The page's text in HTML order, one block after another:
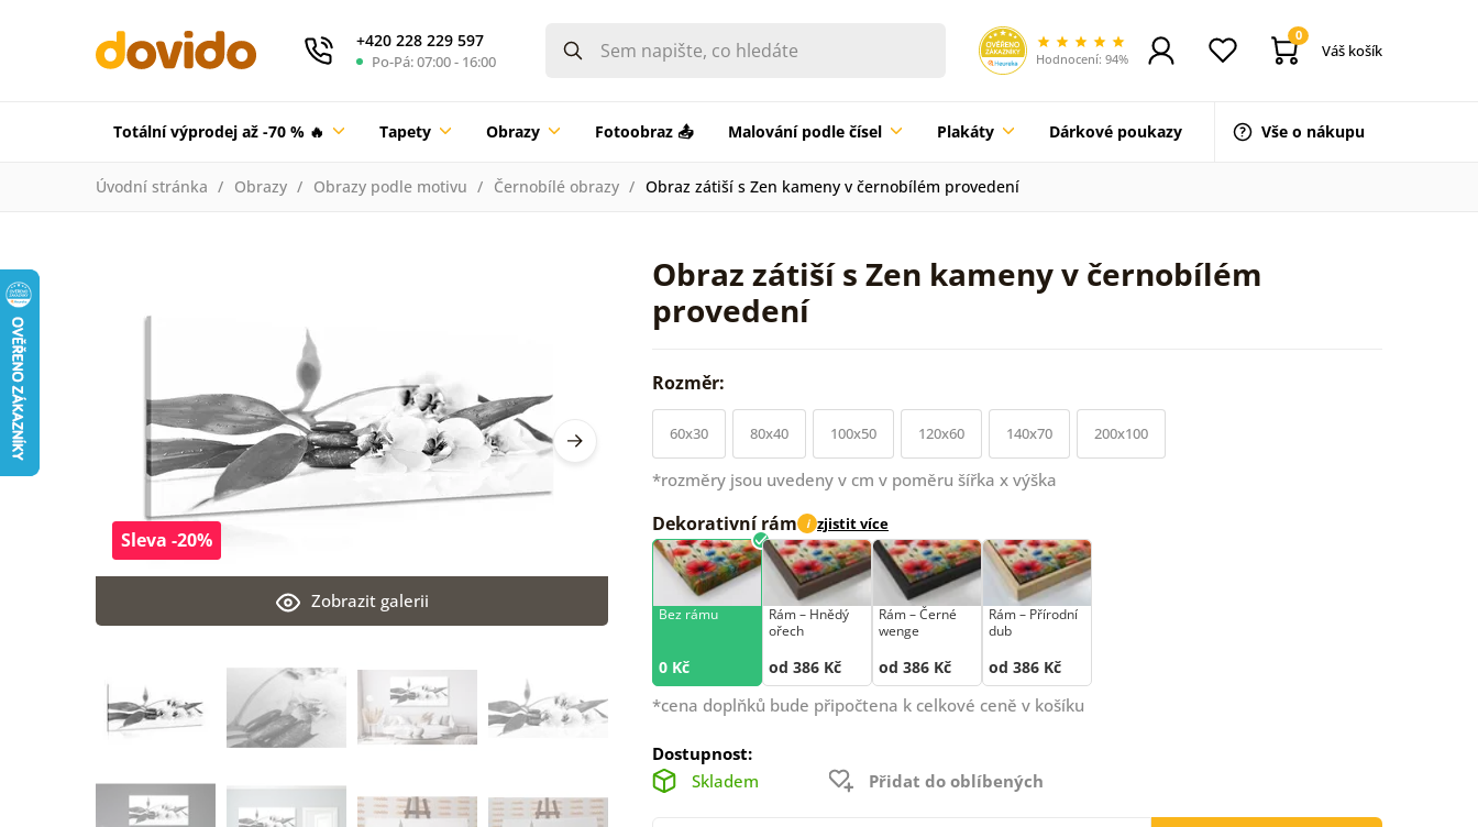
+420 228 229 597
Po-Pá: 07:00 - 16:00 Hodnocení: 94%
0
Váš košík
Totální výprodej až -70 % 🔥 Tapety Obrazy Fotoobraz 📤 Malování podle čísel Plakáty Dárkové poukazy Vše o nákupu
Úvodní stránka Obrazy Obrazy podle motivu Černobílé obrazy Obraz zátiší s Zen kameny v černobílém provedení
Obraz zátiší s Zen kameny v černobílém
provedení
Zobrazit galerii
Sleva -20%
Rozměr:
60x30 80x40 100x50 120x60 140x70 200x100
*rozměry jsou uvedeny v cm v poměru šířka x výška
Dekorativní rám i zjistit více
Bez rámu
0 Kč
Rám –⁠⁠⁠⁠⁠⁠ Hnědý
ořech
od 386 Kč
Rám –⁠⁠⁠⁠⁠⁠ Černé
wenge
od 386 Kč
Rám –⁠⁠⁠⁠⁠⁠ Přírodní
dub
od 386 Kč
*cena doplňků bude připočtena k celkové ceně v košíku
Dostupnost:
Skladem
Přidat do oblíbených